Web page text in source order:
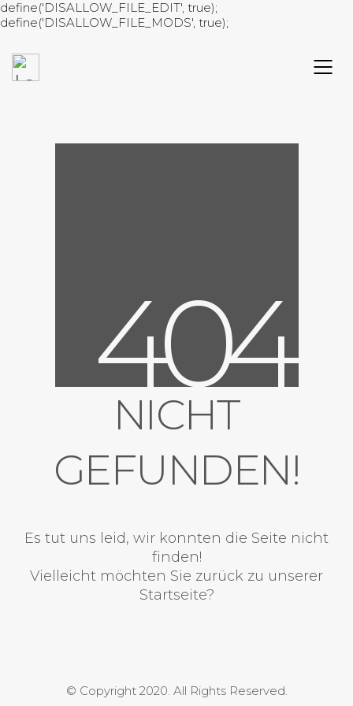
define('DISALLOW_FILE_EDIT', true);
define('DISALLOW_FILE_MODS', true);
404
NICHT
GEFUNDEN!
Es tut uns leid, wir konnten die Seite nicht
finden!
Vielleicht möchten Sie zurück zu unserer
Startseite?
© Copyright 2020. All Rights Reserved.